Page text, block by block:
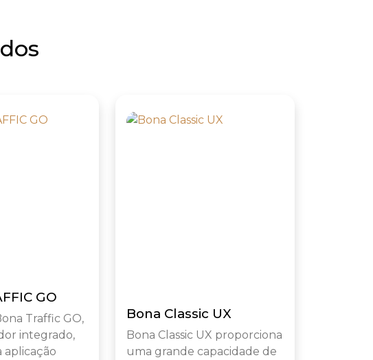
GO
Traffic GO,
integrado,
aplicação
Bona Classic UX
Bona Classic UX proporciona
uma grande capacidade de